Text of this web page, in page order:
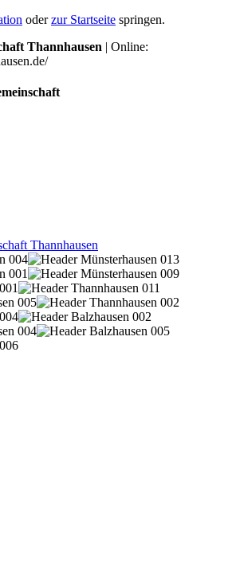
oderzur Startseite springen.
Thannhausen | Online: